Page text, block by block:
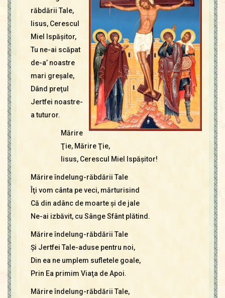
Icoane
Mărgăritare
Calendar
Glosar
Repere
Contact
răbdării Tale,
Iisus, Cerescul
Miel Ispăşitor,
Tu ne-ai scăpat
de-a’ noastre
mari greşale,
Dând preţul
Jertfei noastre-
a tuturor.
Mărire
Ţie, Mărire Ţie,
Iisus, Cerescul Miel Ispăşitor!
Mărire îndelung-răbdării Tale
Îţi vom cânta pe veci, mărturisind
Că din adânc de moarte şi de jale
Ne-ai izbăvit, cu Sânge Sfânt plătind.
Mărire îndelung-răbdării Tale
Și Jertfei Tale-aduse pentru noi,
Din ea ne umplem sufletele goale,
Prin Ea primim Viaţa de Apoi.
Mărire îndelung-răbdării Tale,